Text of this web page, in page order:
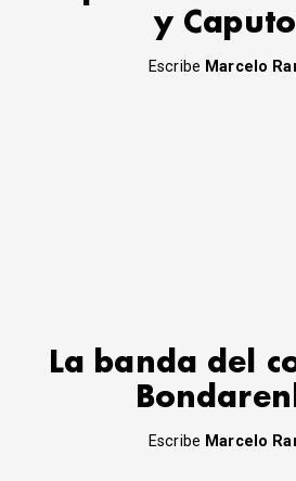
y
Escribe Marcelo
La banda del
Escribe Marcelo